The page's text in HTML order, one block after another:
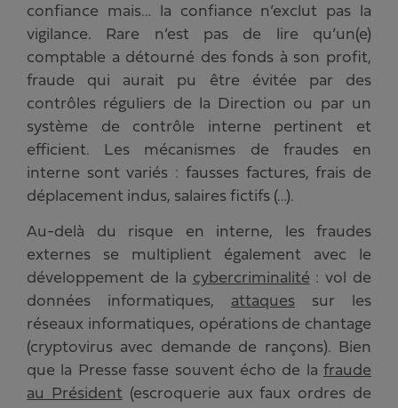
confiance mais… la confiance n’exclut pas la
vigilance. Rare n’est pas de lire qu’un(e)
comptable a détourné des fonds à son profit,
fraude qui aurait pu être évitée par des
contrôles réguliers de la Direction ou par un
système de contrôle interne pertinent et
efficient. Les mécanismes de fraudes en
interne sont variés : fausses factures, frais de
déplacement indus, salaires fictifs (…).
Au-delà du risque en interne, les fraudes
externes se multiplient également avec le
développement de la cybercriminalité : vol de
données informatiques, attaques sur les
réseaux informatiques, opérations de chantage
(cryptovirus avec demande de rançons). Bien
que la Presse fasse souvent écho de la fraude
au Président(escroquerie aux faux ordres de